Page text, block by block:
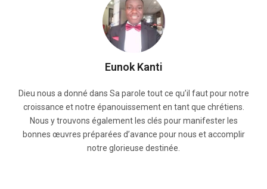
Eunok Kanti
Dieu nous a donné dans Sa parole tout ce qu’il faut pour notre
croissance et notre épanouissement en tant que chrétiens.
Nous y trouvons également les clés pour manifester les
bonnes œuvres préparées d’avance pour nous et accomplir
notre glorieuse destinée.